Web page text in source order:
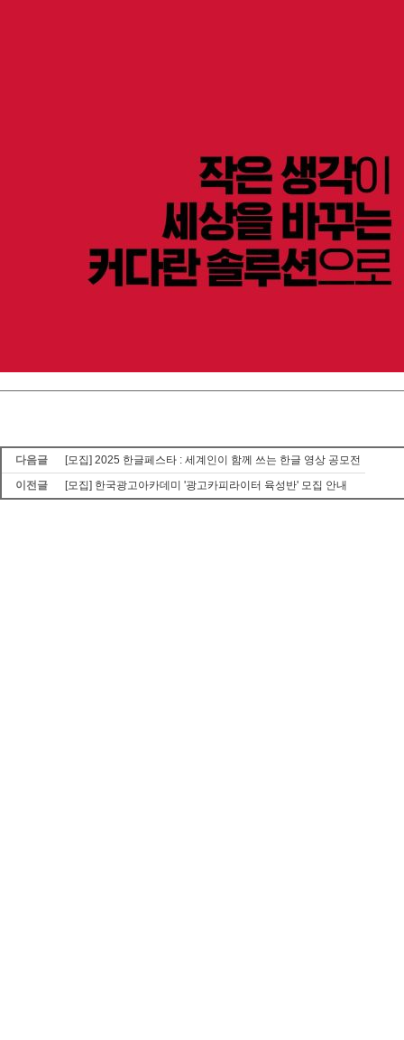
다음글
[모집] 2025 한글페스타 : 세계인이 함께 쓰는 한글 영상 공모전
이전글
[모집] 한국광고아카데미 '광고카피라이터 육성반' 모집 안내